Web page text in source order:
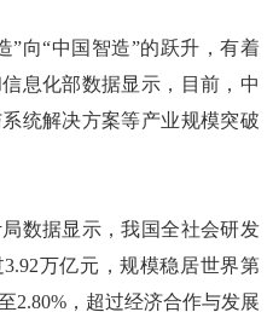
“中国智造”的跃升，有着
息化部数据显示，目前，中
统解决方案等产业规模突破
据显示，我国全社会研发
万亿元，规模稳居世界第
2.80%，超过经济合作与发展